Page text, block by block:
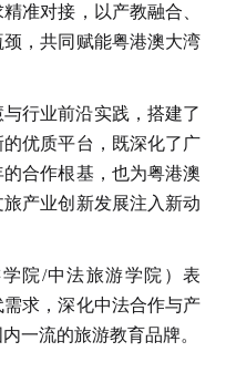
准对接，以产教融合、
，共同赋能粤港澳大湾
行业前沿实践，搭建了
优质平台，既深化了广
合作根基，也为粤港澳
产业创新发展注入新动
院/中法旅游学院）表
求，深化中法合作与产
一流的旅游教育品牌。